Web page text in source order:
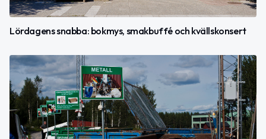
Lördagens snabba: bokmys, smakbuffé och kvällskonsert